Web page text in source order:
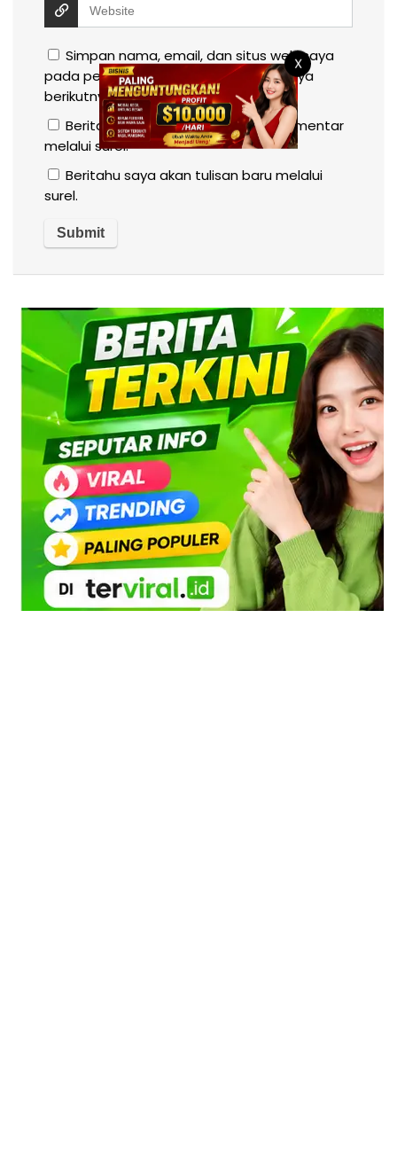
Simpan nama, email, dan situs web saya
pada peramban ini untuk komentar saya
berikutnya.
Beritahu saya akan tindak lanjut komentar
melalui surel.
Beritahu saya akan tulisan baru melalui
surel.
X